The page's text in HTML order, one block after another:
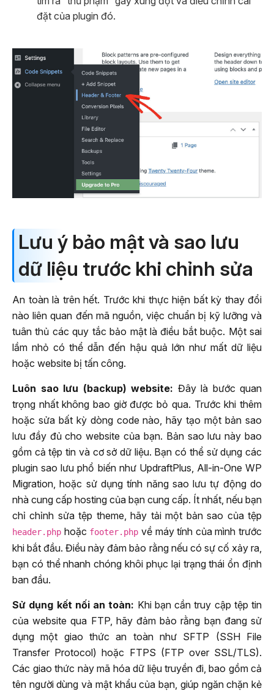
đặt của plugin đó.
Lưu ý bảo mật và sao lưu
dữ liệu trước khi chỉnh sửa
An toàn là trên hết. Trước khi thực hiện bất kỳ thay đổi
nào liên quan đến mã nguồn, việc chuẩn bị kỹ lưỡng và
tuân thủ các quy tắc bảo mật là điều bắt buộc. Một sai
lầm nhỏ có thể dẫn đến hậu quả lớn như mất dữ liệu
hoặc website bị tấn công.
Luôn sao lưu (backup) website: Đây là bước quan
trọng nhất không bao giờ được bỏ qua. Trước khi thêm
hoặc sửa bất kỳ dòng code nào, hãy tạo một bản sao
lưu đầy đủ cho website của bạn. Bản sao lưu này bao
gồm cả tệp tin và cơ sở dữ liệu. Bạn có thể sử dụng các
plugin sao lưu phổ biến như UpdraftPlus, All-in-One WP
Migration, hoặc sử dụng tính năng sao lưu tự động do
nhà cung cấp hosting của bạn cung cấp. Ít nhất, nếu bạn
chỉ chỉnh sửa tệp theme, hãy tải một bản sao của tệp
header.php hoặc footer.php về máy tính của mình trước
khi bắt đầu. Điều này đảm bảo rằng nếu có sự cố xảy ra,
bạn có thể nhanh chóng khôi phục lại trạng thái ổn định
ban đầu.
Sử dụng kết nối an toàn: Khi bạn cần truy cập tệp tin
của website qua FTP, hãy đảm bảo rằng bạn đang sử
dụng một giao thức an toàn như SFTP (SSH File
Transfer Protocol) hoặc FTPS (FTP over SSL/TLS).
Các giao thức này mã hóa dữ liệu truyền đi, bao gồm cả
tên người dùng và mật khẩu của bạn, giúp ngăn chặn kẻ